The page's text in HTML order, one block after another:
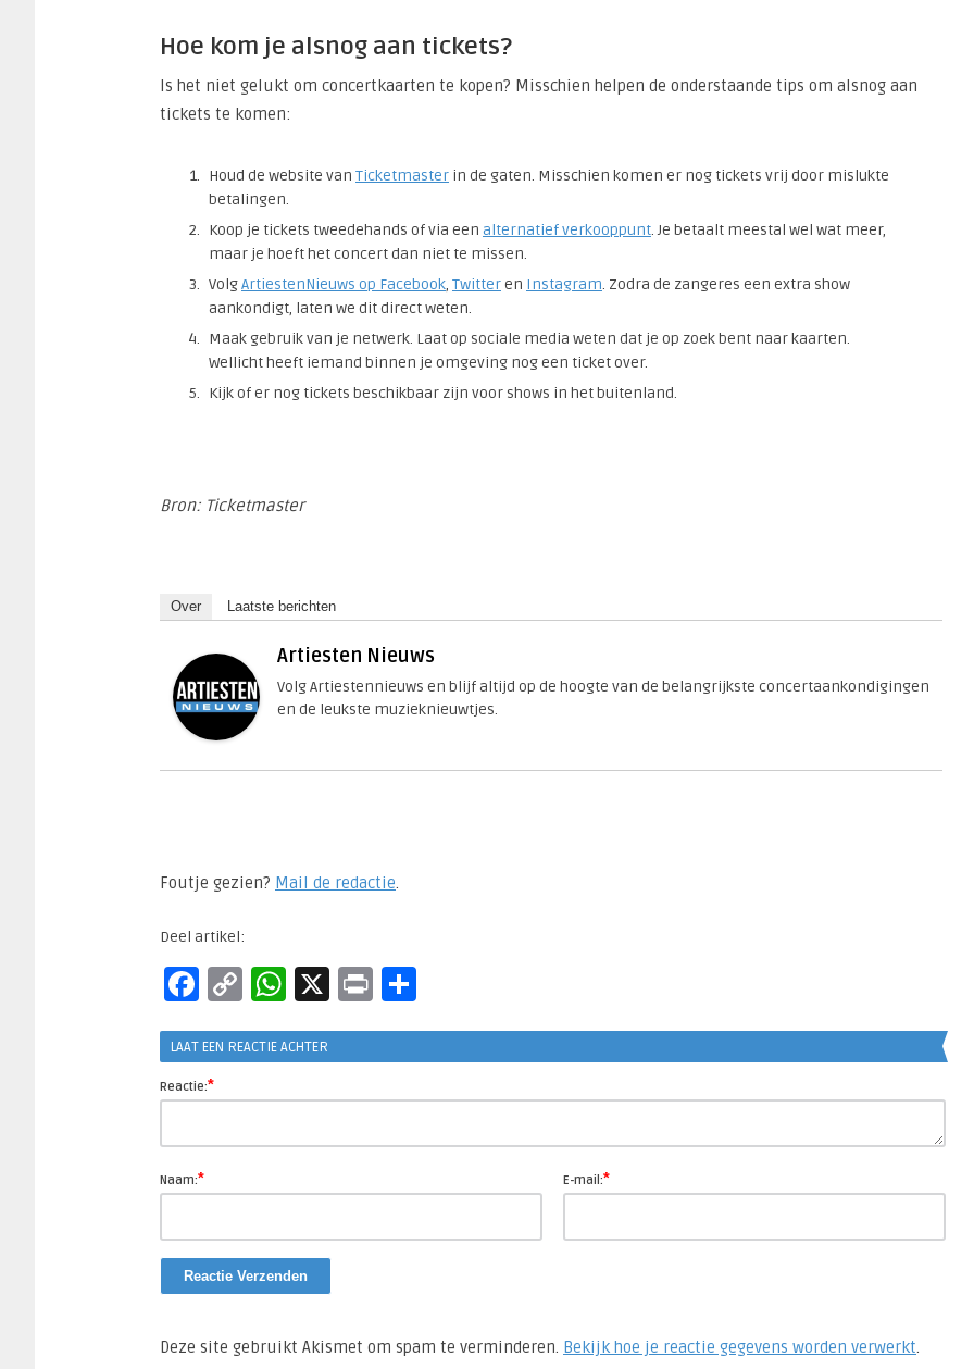
Hoe kom je alsnog aan tickets?
Is het niet gelukt om concertkaarten te kopen? Misschien helpen de onderstaande tips om alsnog aan
tickets te komen:
Houd de website van Ticketmaster in de gaten. Misschien komen er nog tickets vrij door mislukte
betalingen.
Koop je tickets tweedehands of via een alternatief verkooppunt. Je betaalt meestal wel wat meer,
maar je hoeft het concert dan niet te missen.
VolgArtiestenNieuws op Facebook, Twitteren Instagram. Zodra de zangeres een extra show
aankondigt, laten we dit direct weten.
Maak gebruik van je netwerk. Laat op sociale media weten dat je op zoek bent naar kaarten.
Wellicht heeft iemand binnen je omgeving nog een ticket over.
Kijk of er nog tickets beschikbaar zijn voor shows in het buitenland.
Bron: Ticketmaster
Over Laatste berichten
Artiesten Nieuws
Volg Artiestennieuws en blijf altijd op de hoogte van de belangrijkste concertaankondigingen
en de leukste muzieknieuwtjes.
Foutje gezien? Mail de redactie.​
Deel artikel:
Facebook
CopyWhatsApp
X Print
LAAT EEN REACTIE ACHTER
Reactie:*
Naam:* E-mail:*
Deze site gebruikt Akismet om spam te verminderen. Bekijk hoe je reactie gegevens worden verwerkt.